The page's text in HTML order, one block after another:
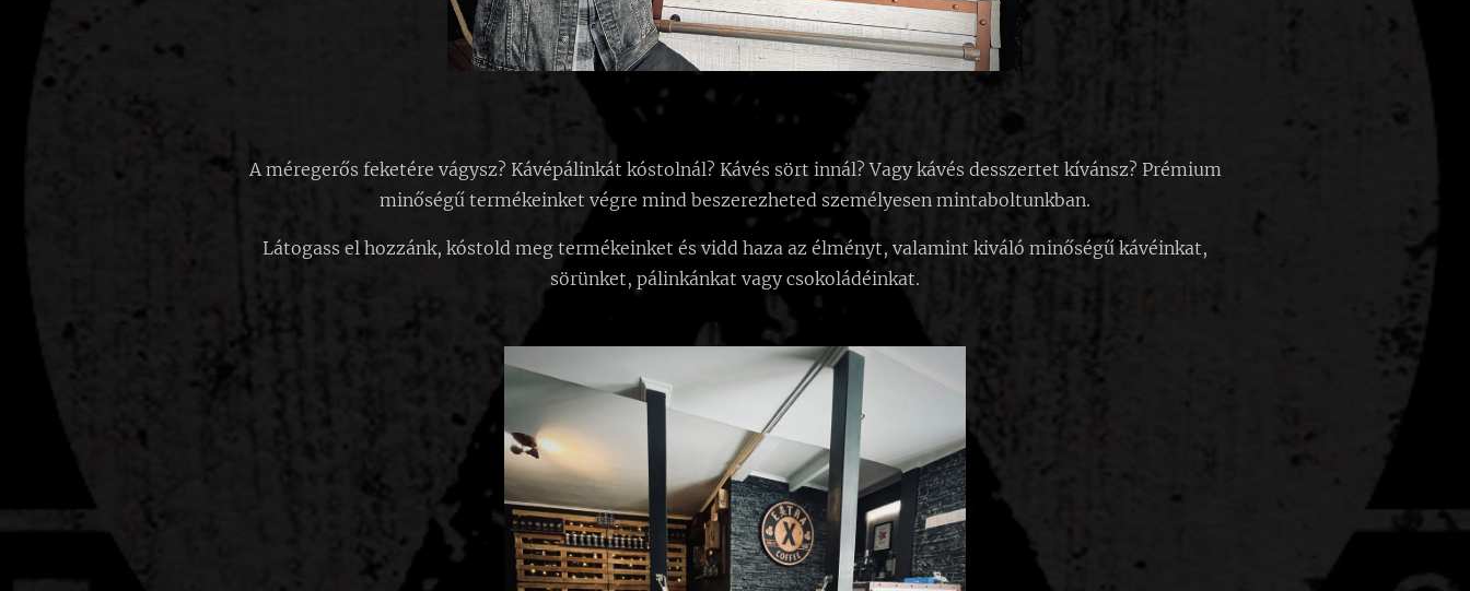
A méregerős feketére vágysz? Kávépálinkát kóstolnál? Kávés sört innál? Vagy kávés desszertet kívánsz? Prémium
minőségű termékeinket végre mind beszerezheted személyesen mintaboltunkban.
Látogass el hozzánk, kóstold meg termékeinket és vidd haza az élményt, valamint kiváló minőségű kávéinkat,
sörünket, pálinkánkat vagy csokoládéinkat.